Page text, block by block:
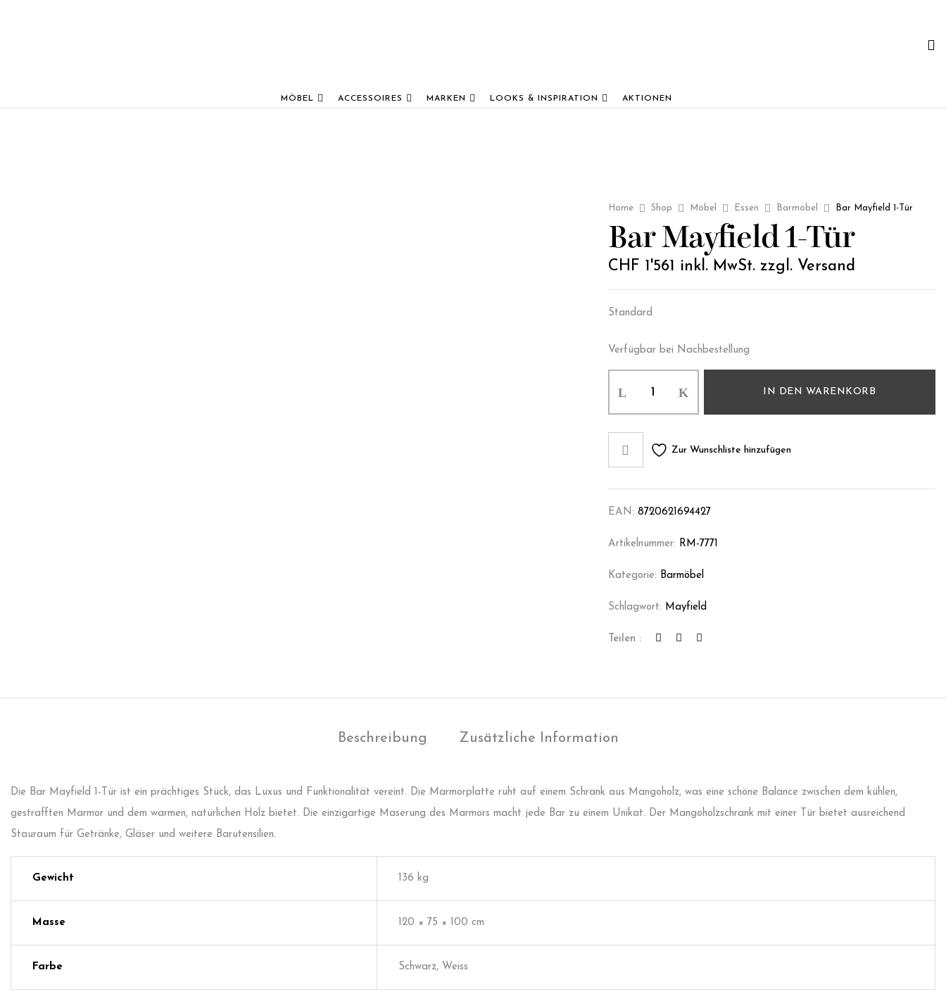
MÖBEL ACCESSOIRES MARKEN LOOKS & INSPIRATION AKTIONEN
Home Shop Möbel Essen Barmöbel Bar Mayfield 1-Tür
Bar Mayfield 1-Tür
CHF 1'561 inkl. MwSt. zzgl. Versand
Standard
Verfügbar bei Nachbestellung
IN DEN WARENKORB
Zur Wunschliste hinzufügen
EAN: 8720621694427
Artikelnummer: RM-7771
Kategorie: Barmöbel
Schlagwort: Mayfield
Teilen :
Beschreibung Zusätzliche Information
Die Bar Mayfield 1-Tür ist ein prächtiges Stück, das Luxus und Funktionalität vereint. Die Marmorplatte ruht auf einem Schrank aus Mangoholz, was eine schöne Balance zwischen dem kühlen,
gestrafften Marmor und dem warmen, natürlichen Holz bietet. Die einzigartige Maserung des Marmors macht jede Bar zu einem Unikat. Der Mangoholzschrank mit einer Tür bietet ausreichend
Stauraum für Getränke, Gläser und weitere Barutensilien.
Gewicht 136 kg
Masse 120 × 75 × 100 cm
Farbe Schwarz, Weiss